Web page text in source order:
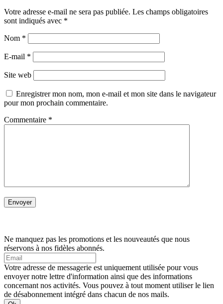
Votre adresse e-mail ne sera pas publiée. Les champs obligatoires
sont indiqués avec *
Nom *
E-mail *
Site web
Enregistrer mon nom, mon e-mail et mon site dans le navigateur
pour mon prochain commentaire.
Commentaire *
Ne manquez pas les promotions et les nouveautés que nous
réservons à nos fidèles abonnés.
Votre adresse de messagerie est uniquement utilisée pour vous
envoyer notre lettre d'information ainsi que des informations
concernant nos activités. Vous pouvez à tout moment utiliser le lien
de désabonnement intégré dans chacun de nos mails.